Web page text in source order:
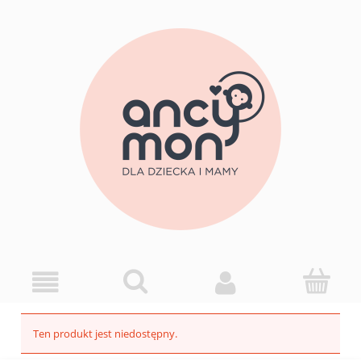
Ten produkt jest niedostępny.